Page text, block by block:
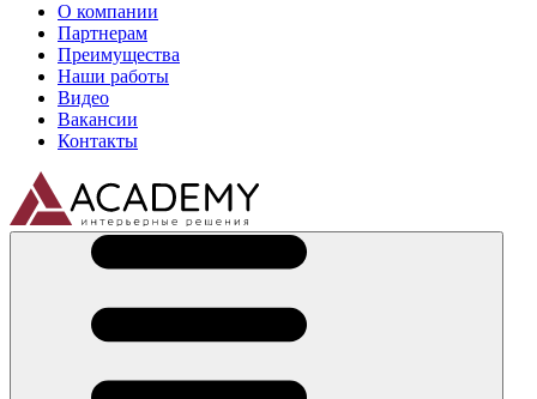
О компании
Партнерам
Преимущества
Наши работы
Видео
Вакансии
Контакты